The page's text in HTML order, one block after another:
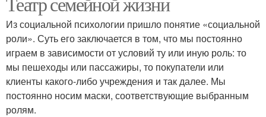
Из социальной психологии пришло понятие «социальной
роли». Суть его заключается в том, что мы постоянно
играем в зависимости от условий ту или иную роль: то
мы пешеходы или пассажиры, то покупатели или
клиенты какого-либо учреждения и так далее. Мы
постоянно носим маски, соответствующие выбранным
ролям.